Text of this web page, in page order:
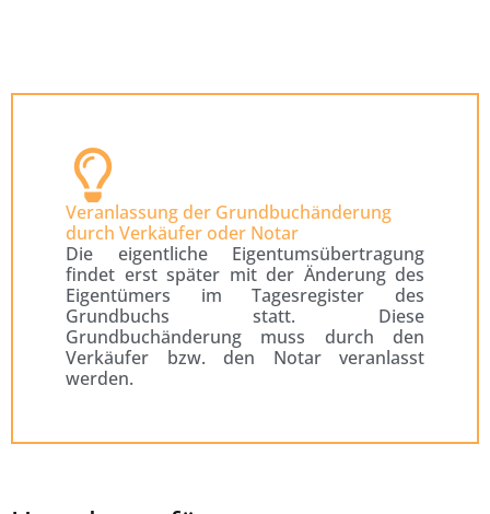
Veranlassung der Grundbuchänderung
durch Verkäufer oder Notar
Die eigentliche Eigentumsübertragung
findet erst später mit der Änderung des
Eigentümers im Tagesregister des
Grundbuchs statt. Diese
Grundbuchänderung muss durch den
Verkäufer bzw. den Notar veranlasst
werden.